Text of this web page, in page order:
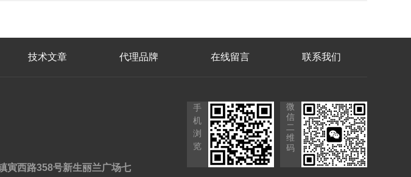
技术文章 代理品牌 在线留言 联系我们
寅西路358号新生丽兰广场七
手
机
浏
览
微
信
二
维
码